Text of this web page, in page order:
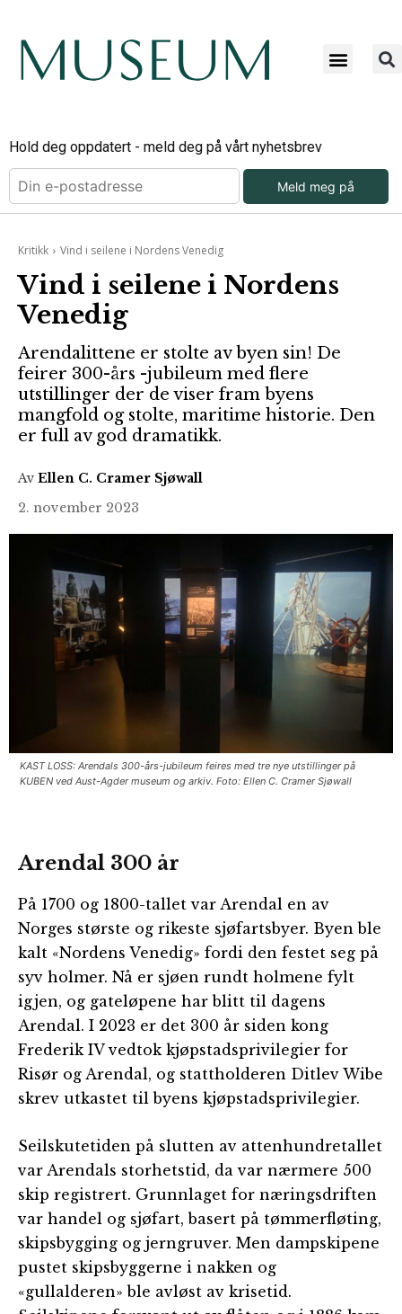
Hold deg oppdatert - meld deg på vårt nyhetsbrev
Meld meg på
Kritikk Vind i seilene i Nordens Venedig
Vind i seilene i Nordens
Venedig
Arendalittene er stolte av byen sin! De
feirer 300-års -jubileum med flere
utstillinger der de viser fram byens
mangfold og stolte, maritime historie. Den
er full av god dramatikk.
Av Ellen C. Cramer Sjøwall
2. november 2023
KAST LOSS: Arendals 300-års-jubileum feires med tre nye utstillinger på
KUBEN ved Aust-Agder museum og arkiv. Foto: Ellen C. Cramer Sjøwall
Arendal 300 år
På 1700 og 1800-tallet var Arendal en av
Norges største og rikeste sjøfartsbyer. Byen ble
kalt «Nordens Venedig» fordi den festet seg på
syv holmer. Nå er sjøen rundt holmene fylt
igjen, og gateløpene har blitt til dagens
Arendal. I 2023 er det 300 år siden kong
Frederik IV vedtok kjøpstadsprivilegier for
Risør og Arendal, og stattholderen Ditlev Wibe
skrev utkastet til byens kjøpstadsprivilegier.
Seilskutetiden på slutten av attenhundretallet
var Arendals storhetstid, da var nærmere 500
skip registrert. Grunnlaget for næringsdriften
var handel og sjøfart, basert på tømmerfløting,
skipsbygging og jerngruver. Men dampskipene
pustet skipsbyggerne i nakken og
«gullalderen» ble avløst av krisetid.